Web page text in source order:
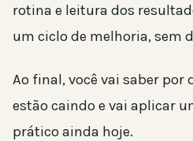
rotina e leitura dos
um ciclo de melhoria, sem
Ao final, você vai saber por
estão caindo e vai aplicar
prático ainda hoje.